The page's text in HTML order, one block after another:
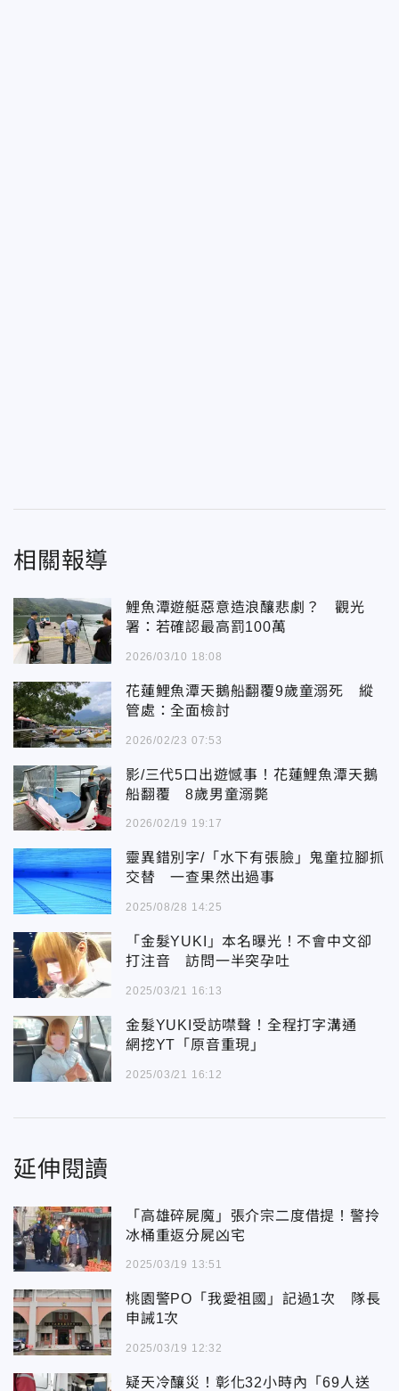
相關報導
鯉魚潭遊艇惡意造浪釀悲劇？ 觀光
署：若確認最高罰100萬
2026/03/10 18:08
花蓮鯉魚潭天鵝船翻覆9歲童溺死 縱
管處：全面檢討
2026/02/23 07:53
影/三代5口出遊憾事！花蓮鯉魚潭天鵝
船翻覆 8歲男童溺斃
2026/02/19 19:17
靈異錯別字/「水下有張臉」鬼童拉腳抓
交替 一查果然出過事
2025/08/28 14:25
「金髮YUKI」本名曝光！不會中文卻
打注音 訪問一半突孕吐
2025/03/21 16:13
金髮YUKI受訪噤聲！全程打字溝通
網挖YT「原音重現」
2025/03/21 16:12
延伸閱讀
「高雄碎屍魔」張介宗二度借提！警拎
冰桶重返分屍凶宅
2025/03/19 13:51
桃園警PO「我愛祖國」記過1次 隊長
申誡1次
2025/03/19 12:32
疑天冷釀災！彰化32小時內「69人送